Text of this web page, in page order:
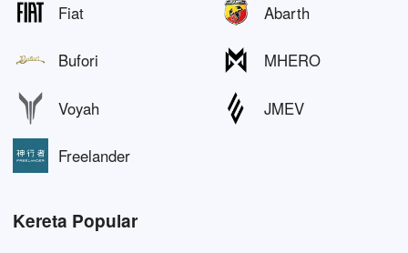
Fiat Abarth
Bufori MHERO
Voyah JMEV
Freelander
Kereta Popular